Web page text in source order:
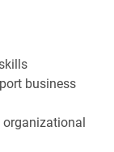
business